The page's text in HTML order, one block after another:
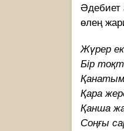
Əдебиет
өлең
Жүрер
Бір
Қара
Қанша
Соңғы